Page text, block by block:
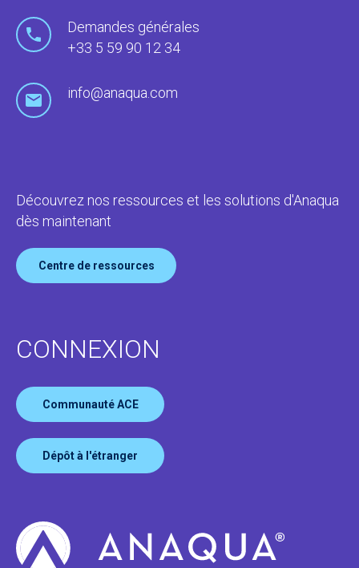
Demandes générales
+33 5 59 90 12 34
info@anaqua.com
Découvrez nos ressources et les solutions d'Anaqua
dès maintenant
Centre de ressources
CONNEXION
Communauté ACE
Dépôt à l'étranger